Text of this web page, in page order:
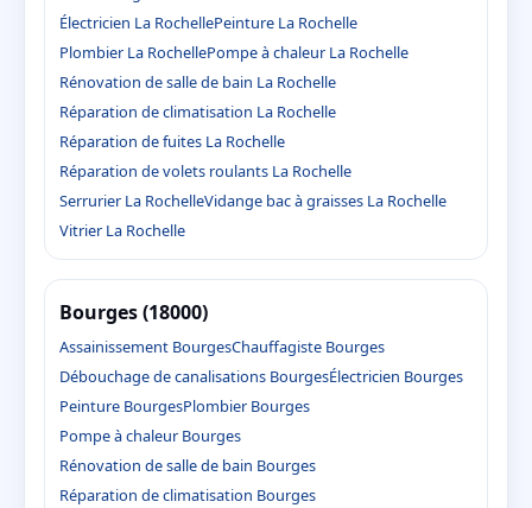
Électricien La RochellePeinture La Rochelle
Plombier La RochellePompe à chaleur La Rochelle
Rénovation de salle de bain La Rochelle
Réparation de climatisation La Rochelle
Réparation de fuites La Rochelle
Réparation de volets roulants La Rochelle
Serrurier La RochelleVidange bac à graisses La Rochelle
Vitrier La Rochelle
Bourges (18000)
Assainissement BourgesChauffagiste Bourges
Débouchage de canalisations BourgesÉlectricien Bourges
Peinture BourgesPlombier Bourges
Pompe à chaleur Bourges
Rénovation de salle de bain Bourges
Réparation de climatisation Bourges